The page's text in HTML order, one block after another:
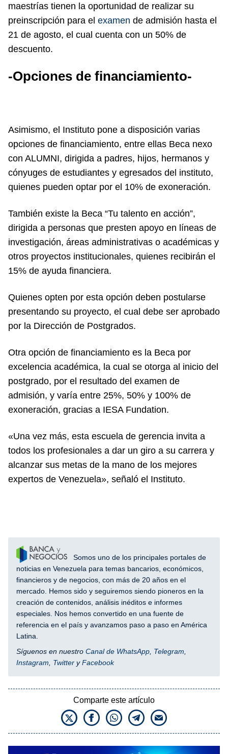
maestrías tienen la oportunidad de realizar su
preinscripción para el examen de admisión hasta el
21 de agosto, el cual cuenta con un 50% de
descuento.
-Opciones de financiamiento-
Asimismo, el Instituto pone a disposición varias
opciones de financiamiento, entre ellas Beca nexo
con ALUMNI, dirigida a padres, hijos, hermanos y
cónyuges de estudiantes y egresados del instituto,
quienes pueden optar por el 10% de exoneración.
También existe la Beca “Tu talento en acción”,
dirigida a personas que presten apoyo en líneas de
investigación, áreas administrativas o académicas y
otros proyectos institucionales, quienes recibirán el
15% de ayuda financiera.
Quienes opten por esta opción deben postularse
presentando su proyecto, el cual debe ser aprobado
por la Dirección de Postgrados.
Otra opción de financiamiento es la Beca por
excelencia académica, la cual se otorga al inicio del
postgrado, por el resultado del examen de
admisión, y varía entre 25%, 50% y 100% de
exoneración, gracias a IESA Fundation.
«Una vez más, esta escuela de gerencia invita a
todos los profesionales a dar un giro a su carrera y
alcanzar sus metas de la mano de los mejores
expertos de Venezuela», señaló el Instituto.
Somos uno de los principales portales de
noticias en Venezuela para temas bancarios, económicos,
financieros y de negocios, con más de 20 años en el
mercado. Hemos sido y seguiremos siendo pioneros en la
creación de contenidos, análisis inéditos e informes
especiales. Nos hemos convertido en una fuente de
referencia en el país y avanzamos paso a paso en América
Latina.
Síguenos en nuestro Canal de WhatsApp Telegram
Instagram
Twitter yFacebook
Comparte este artículo